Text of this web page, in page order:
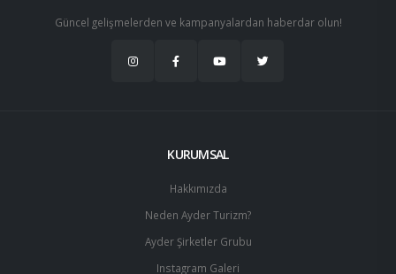
Güncel gelişmelerden ve kampanyalardan haberdar olun!
KURUMSAL
Hakkımızda
Neden Ayder Turizm?
Ayder Şirketler Grubu
Instagram Galeri